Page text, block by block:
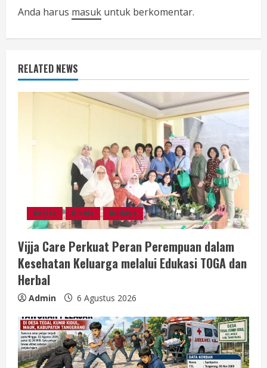
R
a
d
Anda harus masuk untuk berkomentar.
RELATED NEWS
Berita Bisnis Budaya
Vijja Care Perkuat Peran Perempuan dalam
Kesehatan Keluarga melalui Edukasi TOGA dan
Herbal
Admin 6 Agustus 2026